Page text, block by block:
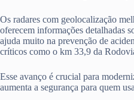
Os radares com geolocalização
oferecem informações detalhadas
ajuda muito na prevenção de
críticos como o km 33,9 da
Esse avanço é crucial para
aumenta a segurança para quem